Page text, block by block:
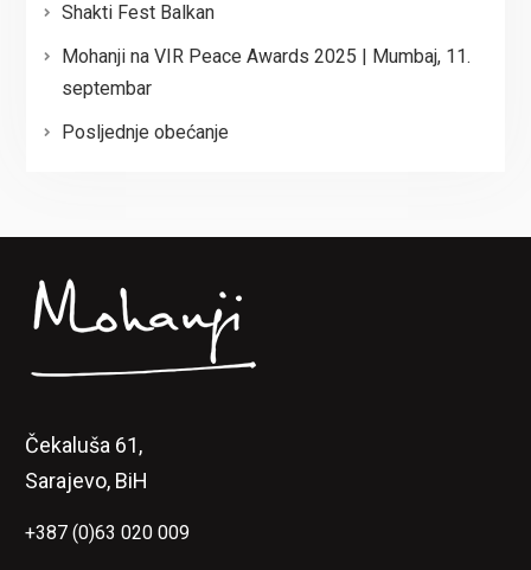
Shakti Fest Balkan
Mohanji na VIR Peace Awards 2025 | Mumbaj, 11.
septembar
Posljednje obećanje
Čekaluša 61,
Sarajevo, BiH
+387 (0)63 020 009